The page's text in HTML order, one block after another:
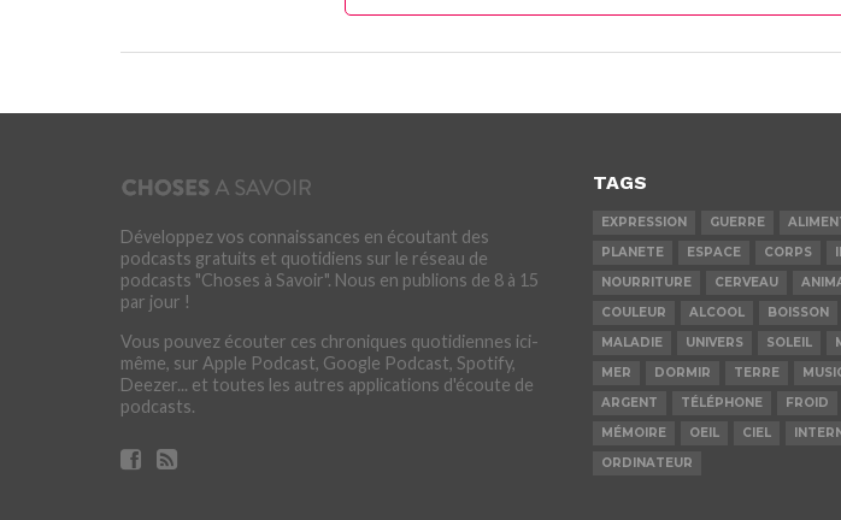
Développez vos connaissances en écoutant des
podcasts gratuits et quotidiens sur le réseau de
podcasts "Choses à Savoir". Nous en publions de 8 à 15
par jour !
Vous pouvez écouter ces chroniques quotidiennes ici-
même, sur Apple Podcast, Google Podcast, Spotify,
Deezer... et toutes les autres applications d'écoute de
podcasts.
TAGS
EXPRESSION GUERRE
PLANETE
ESPACE CORPS
NOURRITURE
CERVEAU
COULEUR
ALCOOL BOISSON
MALADIE
UNIVERS SOLEIL
MER
DORMIR TERRE
ARGENT
TÉLÉPHONE FROID
MÉMOIRE
OEIL CIEL
ORDINATEUR